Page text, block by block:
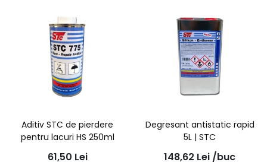
Aditiv STC de pierdere
pentru lacuri HS 250ml
61,50 Lei
Degresant antistatic rapid
5L | STC
148,62 Lei /buc